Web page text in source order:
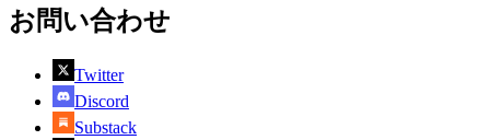
お問い合わせ
Twitter
Discord
Substack